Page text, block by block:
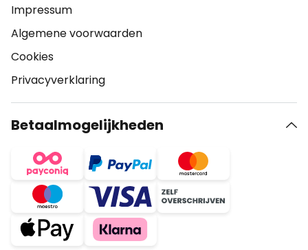
Impressum
Algemene voorwaarden
Cookies
Privacyverklaring
Betaalmogelijkheden